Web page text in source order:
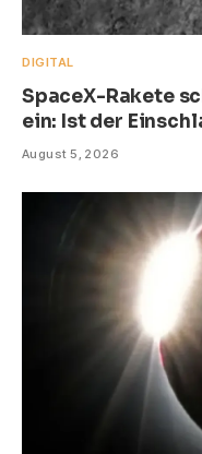
DIGITAL
SpaceX-Rakete
ein: Ist der
August 5, 2026